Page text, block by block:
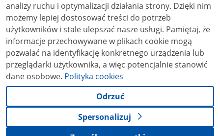
analizy ruchu i optymalizacji działania strony. Dzięki nim
możemy lepiej dostosować treści do potrzeb
użytkowników i stale ulepszać nasze usługi. Pamiętaj, że
informacje przechowywane w plikach cookie mogą
pozwalać na identyfikację konkretnego urządzenia lub
przeglądarki użytkownika, a więc potencjalnie stanowić
dane osobowe. Polityka cookies
Odrzuć
Spersonalizuj